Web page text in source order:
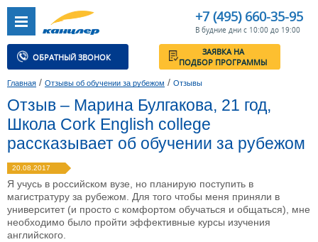
+7 (495) 660-35-95
В будние дни с 10:00 до 19:00
ОБРАТНЫЙ ЗВОНОК
ЗАЯВКА НА
ПОДБОР ПРОГРАММЫ
Главная / Отзывы об обучении за рубежом / Отзывы
Отзыв – Марина Булгакова, 21 год,
Школа Cork English college
рассказывает об обучении за рубежом
20.08.2017
Я учусь в российском вузе, но планирую поступить в
магистратуру за рубежом. Для того чтобы меня приняли в
университет (и просто с комфортом обучаться и общаться), мне
необходимо было пройти эффективные курсы изучения
английского.